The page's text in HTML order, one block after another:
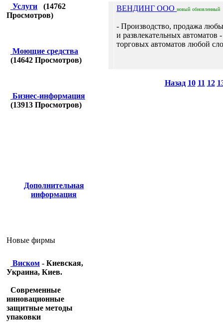
Услуги (14762
Просмотров)
Моющие средства
(14642 Просмотров)
Бизнес-информация
(13913 Просмотров)
Дополнительная
информация
Новые фирмы
Виском - Киевская,
Украина, Киев.
Современные
инновационные
защитные методы
упаковки
ВЕНДИНГ ООО новый обновленный
- Производство, продажа
и развлекательных автоматов
торговых автоматов любой
Назад 10 11 12